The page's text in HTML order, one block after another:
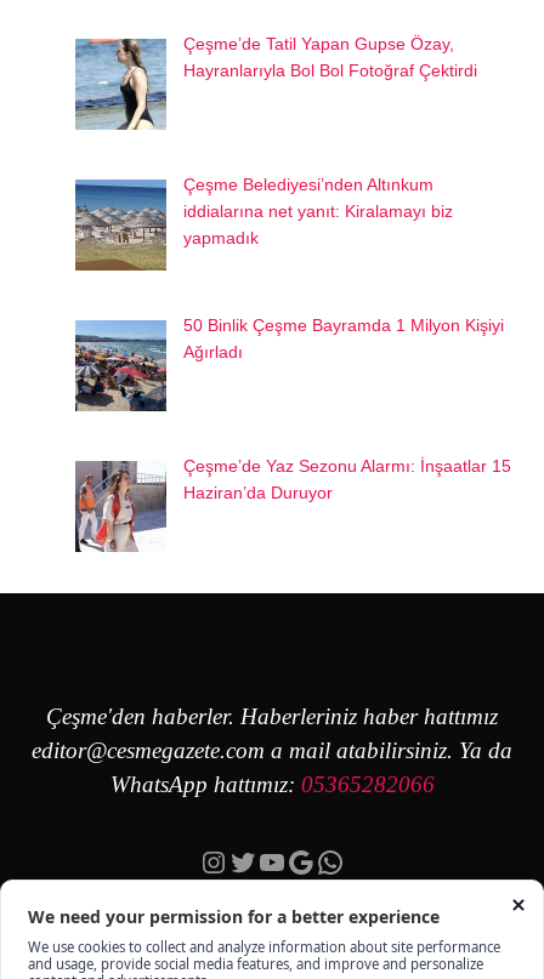
Çeşme’de Tatil Yapan Gupse Özay,
Hayranlarıyla Bol Bol Fotoğraf Çektirdi
Çeşme Belediyesi’nden Altınkum
iddialarına net yanıt: Kiralamayı biz
yapmadık
50 Binlik Çeşme Bayramda 1 Milyon Kişiyi
Ağırladı
Çeşme’de Yaz Sezonu Alarmı: İnşaatlar 15
Haziran’da Duruyor
Çeşme'den haberler. Haberleriniz haber hattımız
editor@cesmegazete.com a mail atabilirsiniz. Ya da
WhatsApp hattımız: 05365282066
Instagram
Twitter
YouTube
Google
https://wa.me/